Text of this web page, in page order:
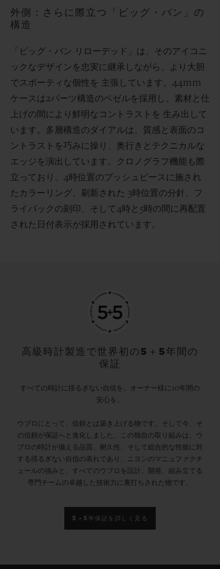
外側：さらに際立つ「ビッグ・バン」の
構造
「ビッグ・バン リローデッド」は、そのアイコニ
ックなデザインを忠実に継承しながら、より大胆
でスポーティな個性を 主張しています。44mm
ケースは2パーツ構造のベゼルを採用し、素材と仕
上げの間により鮮明なコントラストを 生み出して
います。多層構造のダイアルは、質感と表面のコ
ントラストを巧みに操り、奥行きとテクニカルな
エッジを演出しています。クロノグラフ機能も際
立っており、4時位置のプッシュピースに施され
たカラーリング、刷新された 3時位置の分針、フ
ライバックの刻印、そして4時と5時の間に再配置
された日付表示が採用されています。
高級時計製造で世界初の5＋5年間の
保証
すべての時計に揺るぎない自信を。オーナー様に10年間の
安心を。
ウブロにとって、信頼とは築き上げる物です。そして今、そ
の信頼が保証へと進化しました。この独自の取り組みは、ウ
ブロの時計が備える品質、耐久性、そして総合的な性能に対
する揺るぎない自信の表れであり、ニヨンのマニュファクチ
ュールの強みと、すべてのウブロを設計、開発、組み立てる
専門チームの卓越した技術力に裏打ちされた物です。
5＋5年保証を詳しく見る